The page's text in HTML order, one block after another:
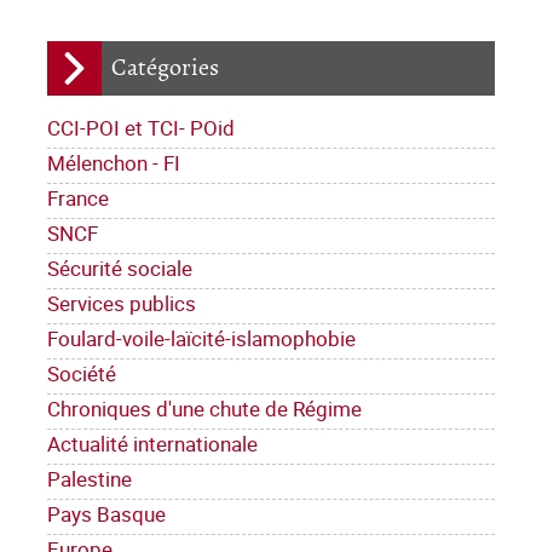
Catégories
CCI-POI et TCI- POid
Mélenchon - FI
France
SNCF
Sécurité sociale
Services publics
Foulard-voile-laïcité-islamophobie
Société
Chroniques d'une chute de Régime
Actualité internationale
Palestine
Pays Basque